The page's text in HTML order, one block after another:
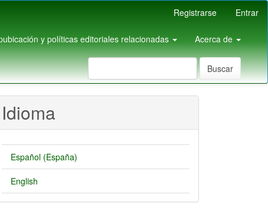
Registrarse Entrar
y políticas editoriales relacionadas Acerca de
Buscar
Idioma
Español (España)
English